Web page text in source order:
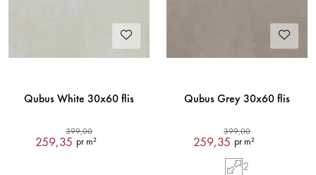
Qubus White 30x60 flis
399,00
259,35 pr m²
Qubus Grey 30x60 flis
399,00
259,35 pr m²
2